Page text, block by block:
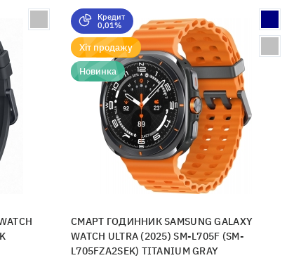
Кредит
0,01%
Хіт продажу
Новинка
СМАРТ ГОДИННИК SAMSUNG GALAXY
WATCH ULTRA (2025) SM-L705F (SM-
L705FZA2SEK) TITANIUM GRAY